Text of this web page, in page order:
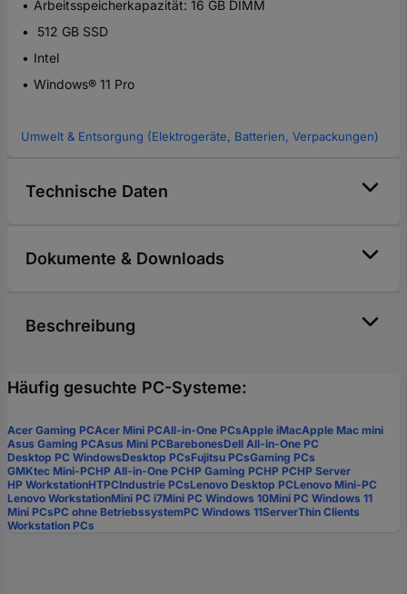
Arbeitsspeicherkapazität: 16 GB DIMM
512 GB SSD
Intel
Windows® 11 Pro
Umwelt & Entsorgung (Elektrogeräte, Batterien, Verpackungen)
Technische Daten
Dokumente & Downloads
Beschreibung
Häufig gesuchte PC-Systeme:
Acer Gaming PCAcer Mini PCAll-in-One PCsApple iMacApple Mac mini
Asus Gaming PCAsus Mini PCBarebonesDell All-in-One PC
Desktop PC WindowsDesktop PCsFujitsu PCsGaming PCs
GMKtec Mini-PCHP All-in-One PCHP Gaming PCHP PCHP Server
HP WorkstationHTPCIndustrie PCsLenovo Desktop PCLenovo Mini-PC
Lenovo WorkstationMini PC i7Mini PC Windows 10Mini PC Windows 11
Mini PCsPC ohne BetriebssystemPC Windows 11ServerThin Clients
Workstation PCs